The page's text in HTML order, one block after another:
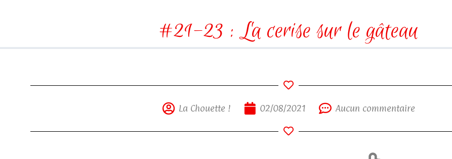
#21-23 : La cerise sur le gâteau
La Chouette ! 02/08/2021 Aucun commentaire